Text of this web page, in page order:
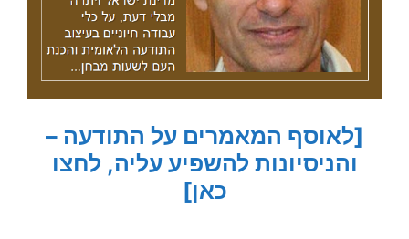
[לאוסף המאמרים על התודעה –
והניסיונות להשפיע עליה, לחצו
כאן]